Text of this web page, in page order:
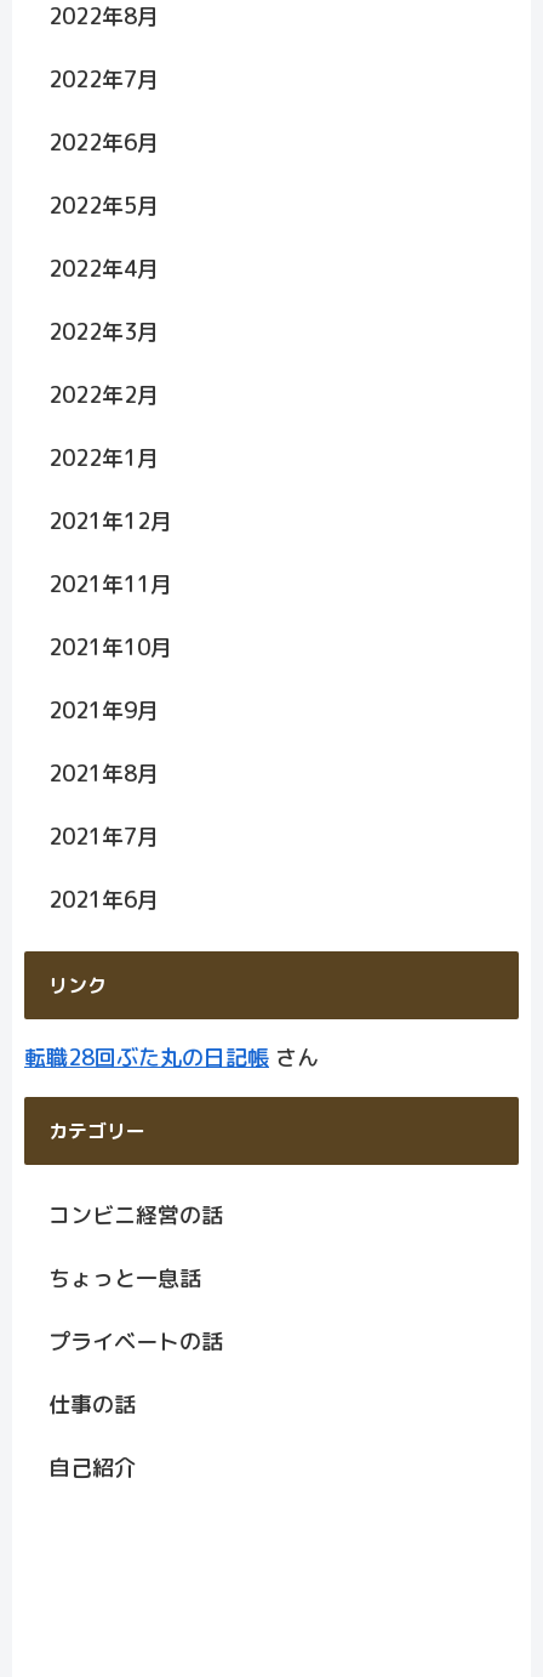
2022年8月
2022年7月
2022年6月
2022年5月
2022年4月
2022年3月
2022年2月
2022年1月
2021年12月
2021年11月
2021年10月
2021年9月
2021年8月
2021年7月
2021年6月
リンク
転職28回ぶた丸の日記帳 さん
カテゴリー
コンビニ経営の話
ちょっと一息話
プライベートの話
仕事の話
自己紹介